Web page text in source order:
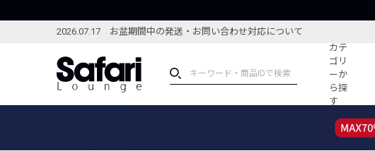
2026.07.17 お盆期間中の発送・お問い合わせ対応について
カテ
ゴリ
ーか
ら探
す